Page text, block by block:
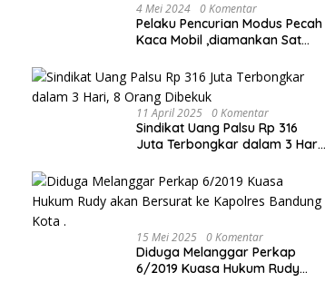
4 Mei 2024 0 Komentar
Pelaku Pencurian Modus Pecah
Kaca Mobil ,diamankan Sat
Kota
11 April 2025 0 Komentar
Sindikat Uang Palsu Rp 316
Juta Terbongkar dalam 3 Hari,
15 Mei 2025 0 Komentar
Diduga Melanggar Perkap
6/2019 Kuasa Hukum Rudy